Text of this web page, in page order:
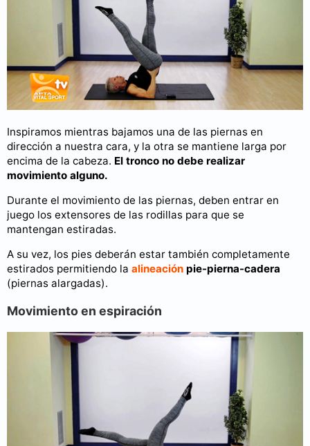
Inspiramos mientras bajamos una de las piernas en
dirección a nuestra cara, y la otra se mantiene larga por
encima de la cabeza. El tronco no debe realizar
movimiento alguno.
Durante el movimiento de las piernas, deben entrar en
juego los extensores de las rodillas para que se
mantengan estiradas.
A su vez, los pies deberán estar también completamente
estirados permitiendo la alineación pie-pierna-cadera
(piernas alargadas).
Movimiento en espiración